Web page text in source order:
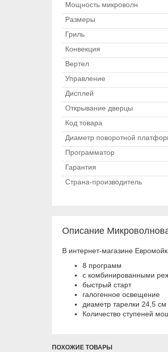
Мощность микроволн
Размеры
Гриль
Конвекция
Вертел
Управление
Дисплей
Открывание дверцы
Код товара
Диаметр поворотной
Программатор
Гарантия
Страна-производитель
Описание
В интернет-магазине
8 программ
с комбинированными
быстрый старт
галогенное освещение
диаметр тарелки 24,5 см
Количество ступеней
ПОХОЖИЕ ТОВАРЫ